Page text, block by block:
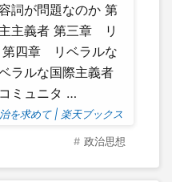
詞が問題なのか 第
主義者 第三章 リ
第四章 リベラルな
ラルな国際主義者
ミュニタ …
を求めて | 楽天ブックス
政治思想